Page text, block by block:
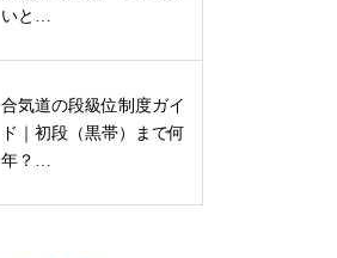
いと…
合気道の段級位制度ガイ
ド｜初段（黒帯）まで何
年？…